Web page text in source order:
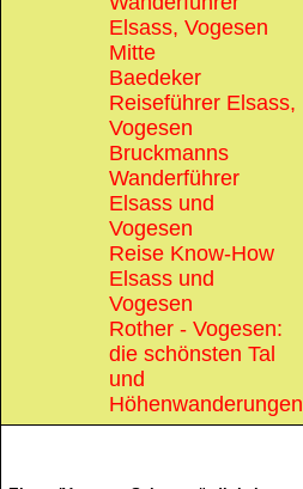
Elsass, Vogesen
Mitte
Baedeker
Reiseführer Elsass,
Vogesen
Bruckmanns
Wanderführer
Elsass und
Vogesen
Reise Know-How
Elsass und
Vogesen
Rother - Vogesen:
die schönsten Tal
und
Höhenwanderungen